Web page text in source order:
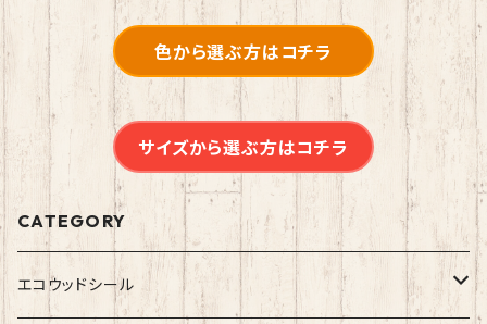
色から選ぶ方はコチラ
サイズから選ぶ方はコチラ
CATEGORY
エコウッドシール